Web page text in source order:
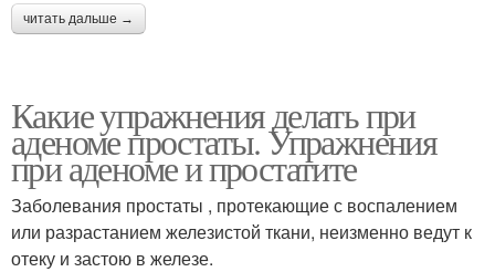
читать дальше →
Какие упражнения делать при
аденоме простаты. Упражнения
при аденоме и простатите
Заболевания простаты , протекающие с воспалением
или разрастанием железистой ткани, неизменно ведут к
отеку и застою в железе.